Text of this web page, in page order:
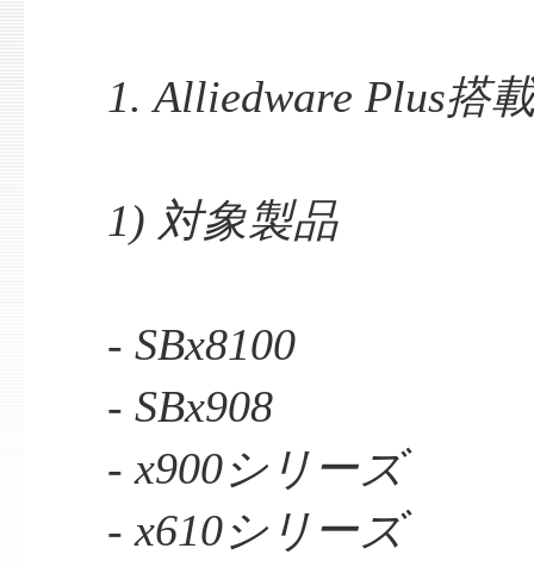
1. Alliedware Plus搭
1) 対象製品
- SBx8100
- SBx908
- x900シリーズ
- x610シリーズ